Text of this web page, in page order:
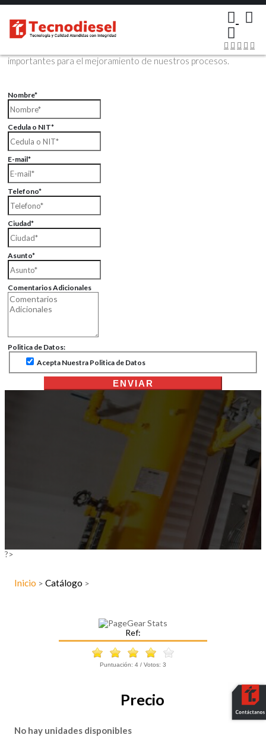
Contáctenos Vía Email
Envíenos sus datos con sus comentarios, sus opiniones son muy
importantes para el mejoramiento de nuestros procesos.
Nombre*
Cedula o NIT*
E-mail*
Telefono*
Ciudad*
Asunto*
Comentarios Adicionales
Politica de Datos:
Acepta Nuestra Politica de Datos
ENVIAR
?>
Inicio > Catálogo >
Ref:
Puntuación: 4 / Votos: 3
Precio
No hay unidades disponibles